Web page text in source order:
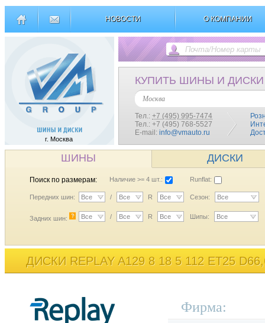
НОВОСТИ О КОМПАНИИ
г. Москва
КУПИТЬ ШИНЫ И ДИСКИ
Москва
Тел.: +7 (495) 995-7474
Тел.: +7 (495) 768-5527
E-mail: info@vmauto.ru
ШИНЫ ДИСКИ
Поиск по размерам: Наличие >= 4 шт.: Runflat:
Передних шин: Все / Все R Все Сезон: Все
Задних шин: ? Все / Все R Все Шипы: Все
ДИСКИ REPLAY A129 8 18 5 112 ET25
Фирма: